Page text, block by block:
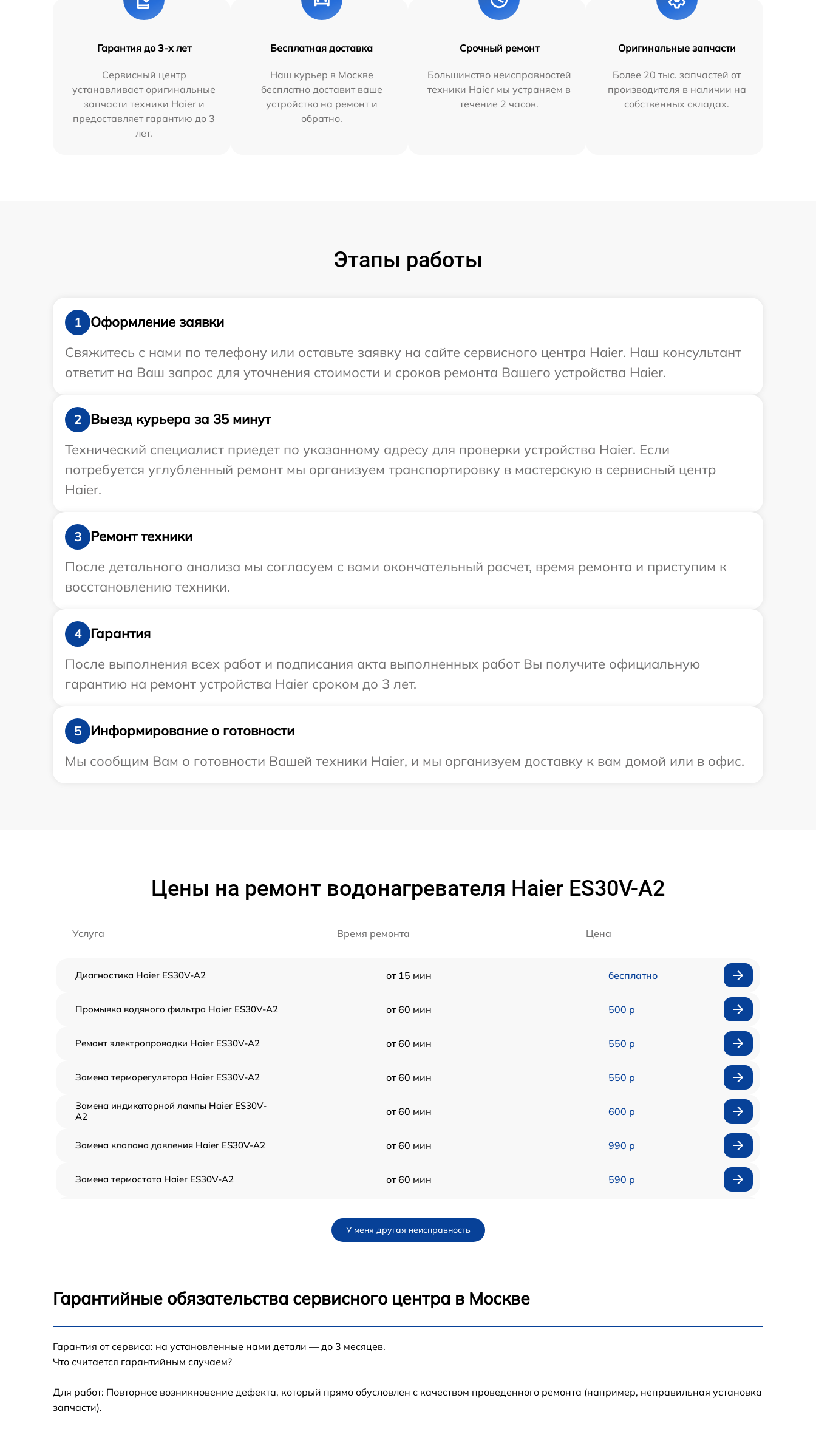
Гарантия до 3-х лет
Сервисный центр
устанавливает оригинальные
запчасти техники Haier и
предоставляет гарантию до 3
лет.
Бесплатная доставка
Наш курьер в Москве
бесплатно доставит ваше
устройство на ремонт и
обратно.
Срочный ремонт
Большинство неисправностей
техники Haier мы устраняем в
течение 2 часов.
Оригинальные запчасти
Более 20 тыс. запчастей от
производителя в наличии на
собственных складах.
Этапы работы
1
Оформление заявки
Свяжитесь с нами по телефону или оставьте заявку на сайте сервисного центра Haier. Наш консультант
ответит на Ваш запрос для уточнения стоимости и сроков ремонта Вашего устройства Haier.
2
Выезд курьера за 35 минут
Технический специалист приедет по указанному адресу для проверки устройства Haier. Если
потребуется углубленный ремонт мы организуем транспортировку в мастерскую в сервисный центр
Haier.
3
Ремонт техники
После детального анализа мы согласуем с вами окончательный расчет, время ремонта и приступим к
восстановлению техники.
4
Гарантия
После выполнения всех работ и подписания акта выполненных работ Вы получите официальную
гарантию на ремонт устройства Haier сроком до 3 лет.
5
Информирование о готовности
Мы сообщим Вам о готовности Вашей техники Haier, и мы организуем доставку к вам домой или в офис.
Цены на ремонт водонагревателя Haier ES30V-A2
Услуга Время ремонта Цена
Диагностика Haier ES30V-A2 от 15 мин бесплатно
Промывка водяного фильтра Haier ES30V-A2 от 60 мин 500 р
Ремонт электропроводки Haier ES30V-A2 от 60 мин 550 р
Замена терморегулятора Haier ES30V-A2 от 60 мин 550 р
Замена индикаторной лампы Haier ES30V-
A2
от 60 мин 600 р
Замена клапана давления Haier ES30V-A2 от 60 мин 990 р
Замена термостата Haier ES30V-A2 от 60 мин 590 р
Замена прокладки Haier ES30V-A2
Замена труб поступления воды Haier ES30V-
У меня другая неисправность
Гарантийные обязательства сервисного центра в Москве
Гарантия от сервиса: на установленные нами детали — до 3 месяцев.
Что считается гарантийным случаем?
Для работ: Повторное возникновение дефекта, который прямо обусловлен с качеством проведенного ремонта (например, неправильная установка
запчасти).